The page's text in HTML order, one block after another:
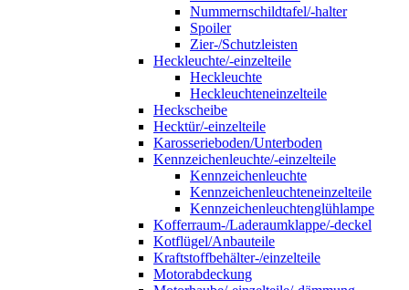
Nummernschildtafel/-halter
Spoiler
Zier-/Schutzleisten
Heckleuchte/-einzelteile
Heckleuchte
Heckleuchteneinzelteile
Heckscheibe
Hecktür/-einzelteile
Karosserieboden/Unterboden
Kennzeichenleuchte/-einzelteile
Kennzeichenleuchte
Kennzeichenleuchteneinzelteile
Kennzeichenleuchtenglühlampe
Kofferraum-/Laderaumklappe/-deckel
Kotflügel/Anbauteile
Kraftstoffbehälter-/einzelteile
Motorabdeckung